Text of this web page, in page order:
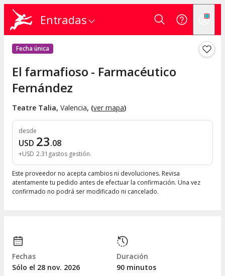
Entradas
Fecha única
El farmafioso - Farmacéutico
Fernández
Teatre Talia, Valencia, (ver mapa)
desde
USD 23.08
+USD 2.31 gastos gestión
Este proveedor no acepta cambios ni devoluciones. Revisa
atentamente tu pedido antes de efectuar la confirmación. Una vez
confirmado no podrá ser modificado ni cancelado.
Fechas
Sólo el 28 nov. 2026
Duración
90 minutos